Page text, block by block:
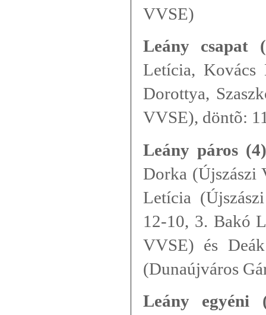
VVSE)
Leány csapat
Letícia,
Dorottya,
VVSE), döntõ:
Leány páros
Dorka (Újszászi
Letícia
12-10, 3. Bakó
VVSE) és
(Dunaújváros
Leány egyéni